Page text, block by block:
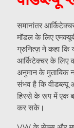
समानांतर
मॉडल के लिए
ग्रुनित्ज़ ने कहा कि
आर्किटेक्चर के लिए
अनुमान के मुताबिक
संभव है कि वीडब्ल्यू
हिस्से के रूप में एक
कर सके।